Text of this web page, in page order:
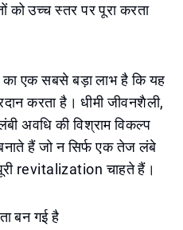
को उच्च स्तर पर पूरा करता
का एक सबसे बड़ा लाभ है कि यह
करता है। धीमी जीवनशैली,
अवधि की विश्राम विकल्प
हैं जो न सिर्फ एक तेज लंबे
revitalization चाहते हैं।
बन गई है